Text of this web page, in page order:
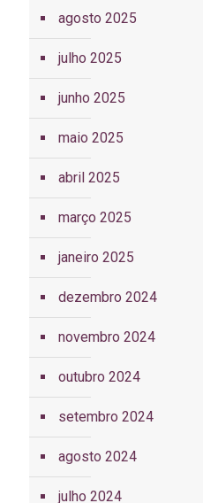
agosto 2025
julho 2025
junho 2025
maio 2025
abril 2025
março 2025
janeiro 2025
dezembro 2024
novembro 2024
outubro 2024
setembro 2024
agosto 2024
julho 2024